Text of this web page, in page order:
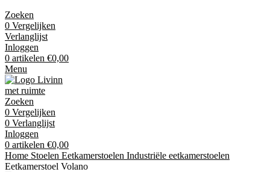
Zoeken
0 Vergelijken
Verlanglijst
Inloggen
0 artikelen €0,00
Menu
Zoeken
0 Vergelijken
0 Verlanglijst
Inloggen
0 artikelen €0,00
Home Stoelen Eetkamerstoelen Industriële eetkamerstoelen
Eetkamerstoel Volano